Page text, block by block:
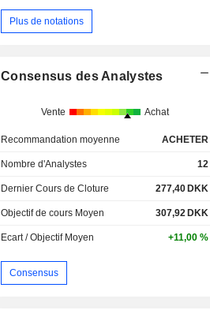
Plus de notations
Consensus des Analystes
Vente Achat
Recommandation moyenne ACHETER
Nombre d'Analystes 12
Dernier Cours de Cloture 277,40 DKK
Objectif de cours Moyen 307,92 DKK
Ecart / Objectif Moyen +11,00 %
Consensus